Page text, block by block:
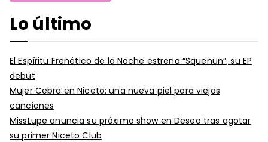
Lo último
El Espíritu Frenético de la Noche estrena “Squenun”, su EP
debut
Mujer Cebra en Niceto: una nueva piel para viejas
canciones
MissLupe anuncia su próximo show en Deseo tras agotar
su primer Niceto Club